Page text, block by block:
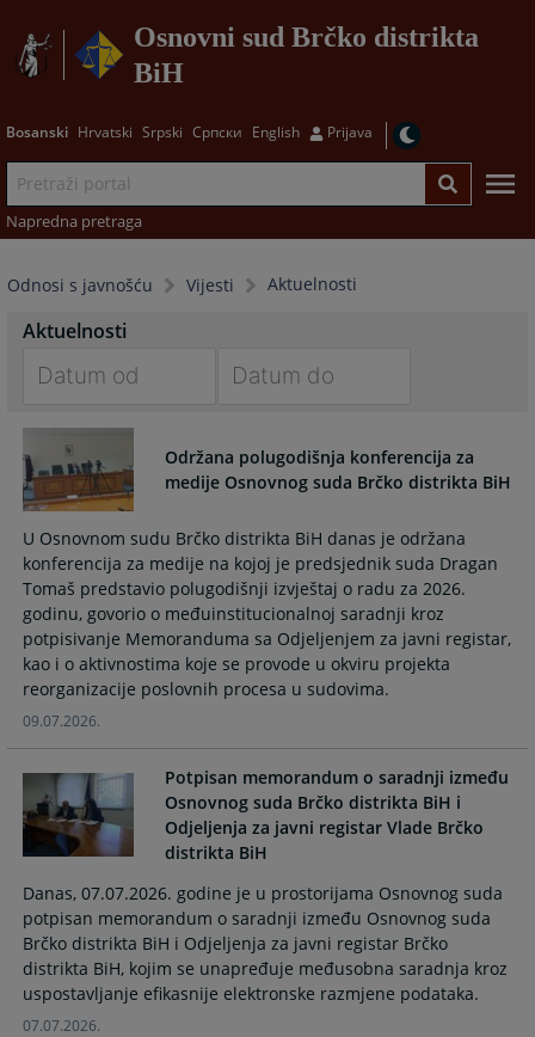
Osnovni sud Brčko distrikta
BiH
Bosanski Hrvatski Srpski Српски English Prijava
Napredna pretraga
Odnosi s javnošću Vijesti Aktuelnosti
Aktuelnosti
forward
to
interact
the
calendar
and
select
a
date.
Press
the
question
mark
key
to
get
the
keyboard
shortcuts
for
changing
dates.
to
interact
the
calendar
and
select
a
date.
Press
question
mark
key
to
get
the
keyboard
shortcuts
for
changing
Održana polugodišnja konferencija za
medije Osnovnog suda Brčko distrikta BiH
U Osnovnom sudu Brčko distrikta BiH danas je održana
konferencija za medije na kojoj je predsjednik suda Dragan
Tomaš predstavio polugodišnji izvještaj o radu za 2026.
godinu, govorio o međuinstitucionalnoj saradnji kroz
potpisivanje Memoranduma sa Odjeljenjem za javni registar,
kao i o aktivnostima koje se provode u okviru projekta
reorganizacije poslovnih procesa u sudovima.
09.07.2026.
Potpisan memorandum o saradnji između
Osnovnog suda Brčko distrikta BiH i
Odjeljenja za javni registar Vlade Brčko
distrikta BiH
Danas, 07.07.2026. godine je u prostorijama Osnovnog suda
potpisan memorandum o saradnji između Osnovnog suda
Brčko distrikta BiH i Odjeljenja za javni registar Brčko
distrikta BiH, kojim se unapređuje međusobna saradnja kroz
uspostavljanje efikasnije elektronske razmjene podataka.
07.07.2026.